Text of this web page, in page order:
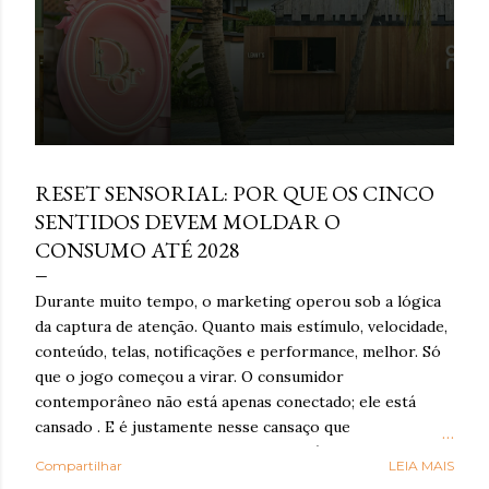
e
n
RESET SENSORIAL: POR QUE OS CINCO
SENTIDOS DEVEM MOLDAR O
CONSUMO ATÉ 2028
Durante muito tempo, o marketing operou sob a lógica
da captura de atenção. Quanto mais estímulo, velocidade,
conteúdo, telas, notificações e performance, melhor. Só
que o jogo começou a virar. O consumidor
contemporâneo não está apenas conectado; ele está
cansado . E é justamente nesse cansaço que o reset
sensorial ganha força: como resposta à exaustão
cognitiva e emocional provocada por anos de
Compartilhar LEIA MAIS